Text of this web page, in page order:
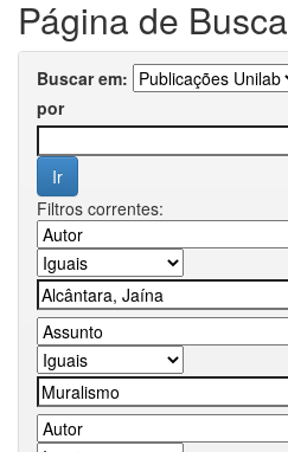
Página de Busca
Buscar em:
por
Filtros correntes: